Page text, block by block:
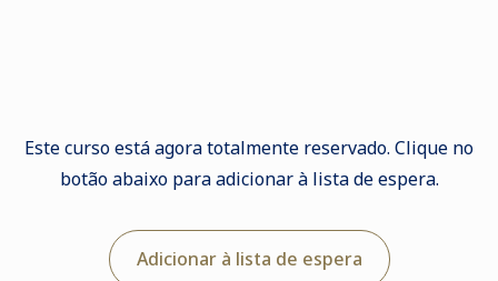
Este curso está agora totalmente reservado. Clique no
botão abaixo para adicionar à lista de espera.
Adicionar à lista de espera